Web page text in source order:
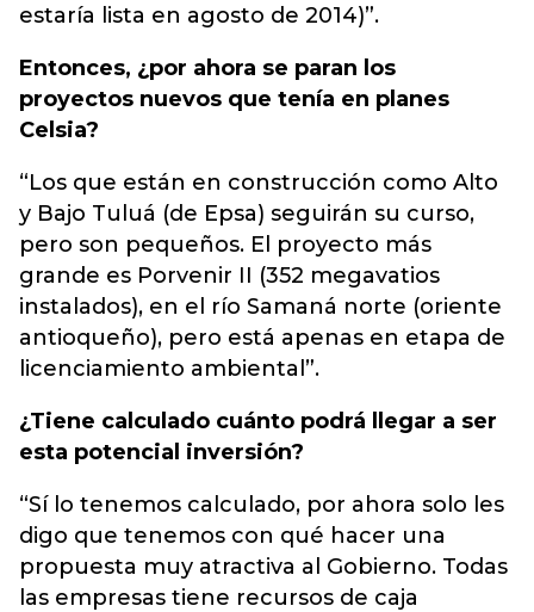
estaría lista en agosto de 2014)”.
Entonces, ¿por ahora se paran los
proyectos nuevos que tenía en planes
Celsia?
“Los que están en construcción como Alto
y Bajo Tuluá (de Epsa) seguirán su curso,
pero son pequeños. El proyecto más
grande es Porvenir II (352 megavatios
instalados), en el río Samaná norte (oriente
antioqueño), pero está apenas en etapa de
licenciamiento ambiental”.
¿Tiene calculado cuánto podrá llegar a ser
esta potencial inversión?
“Sí lo tenemos calculado, por ahora solo les
digo que tenemos con qué hacer una
propuesta muy atractiva al Gobierno. Todas
las empresas tiene recursos de caja